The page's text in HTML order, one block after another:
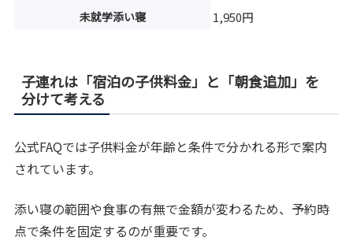
未就学添い寝 1,950円
子連れは「宿泊の子供料金」と「朝食追加」を
分けて考える
公式FAQでは子供料金が年齢と条件で分かれる形で案内
されています。
添い寝の範囲や食事の有無で金額が変わるため、予約時
点で条件を固定するのが重要です。